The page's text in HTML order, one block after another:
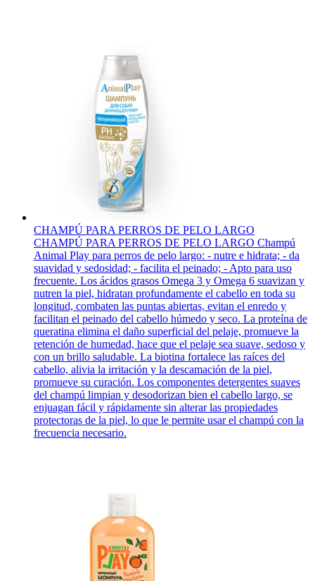
CHAMPÚ PARA PERROS DE PELO LARGO
CHAMPÚ PARA PERROS DE PELO LARGO Champú
Animal Play para perros de pelo largo: - nutre e hidrata; - da
suavidad y sedosidad; - facilita el peinado; - Apto para uso
frecuente. Los ácidos grasos Omega 3 y Omega 6 suavizan y
nutren la piel, hidratan profundamente el cabello en toda su
longitud, combaten las puntas abiertas, evitan el enredo y
facilitan el peinado del cabello húmedo y seco. La proteína de
queratina elimina el daño superficial del pelaje, promueve la
retención de humedad, hace que el pelaje sea suave, sedoso y
con un brillo saludable. La biotina fortalece las raíces del
cabello, alivia la irritación y la descamación de la piel,
promueve su curación. Los componentes detergentes suaves
del champú limpian y desodorizan bien el cabello largo, se
enjuagan fácil y rápidamente sin alterar las propiedades
protectoras de la piel, lo que le permite usar el champú con la
frecuencia necesario.